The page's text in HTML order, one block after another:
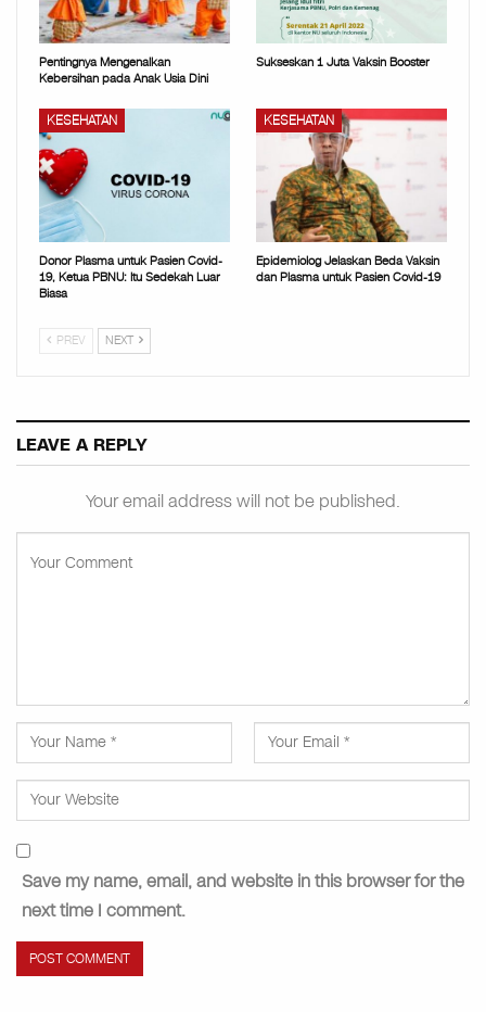
Pentingnya Mengenalkan
Kebersihan pada Anak Usia Dini
Sukseskan 1 Juta Vaksin Booster
KESEHATAN
Donor Plasma untuk Pasien Covid-
19, Ketua PBNU: Itu Sedekah Luar
Biasa
KESEHATAN
Epidemiolog Jelaskan Beda Vaksin
dan Plasma untuk Pasien Covid-19
PREV NEXT
LEAVE A REPLY
Your email address will not be published.
Save my name, email, and website in this browser for the
next time I comment.